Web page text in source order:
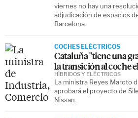
viernes no hay una
adjudicación de espacios
Barcelona.
COCHES ELÉCTRICOS
Cataluña "tiene una
la transición al coche
La ministra Reyes Maroto
aprobará el proyecto de
Nissan.
HÍBRIDOS Y ELÉCTRICOS